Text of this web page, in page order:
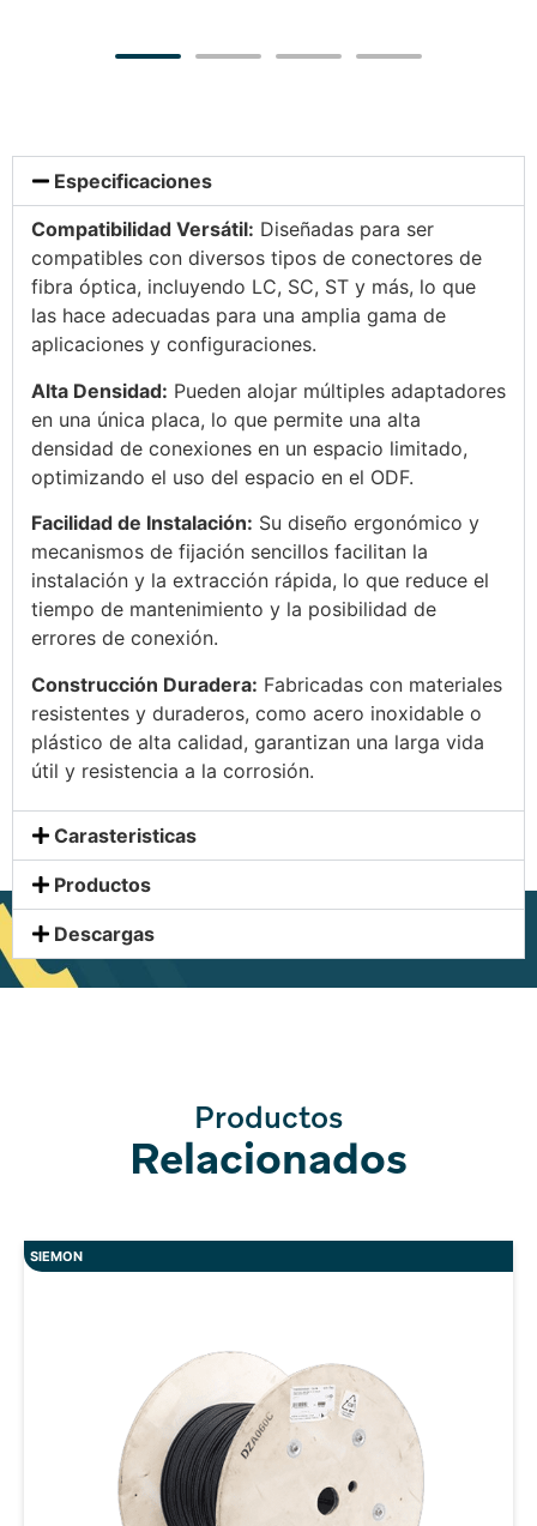
Especificaciones
Compatibilidad Versátil: Diseñadas para ser
compatibles con diversos tipos de conectores de
fibra óptica, incluyendo LC, SC, ST y más, lo que
las hace adecuadas para una amplia gama de
aplicaciones y configuraciones.
Alta Densidad: Pueden alojar múltiples adaptadores
en una única placa, lo que permite una alta
densidad de conexiones en un espacio limitado,
optimizando el uso del espacio en el ODF.
Facilidad de Instalación: Su diseño ergonómico y
mecanismos de fijación sencillos facilitan la
instalación y la extracción rápida, lo que reduce el
tiempo de mantenimiento y la posibilidad de
errores de conexión.
Construcción Duradera: Fabricadas con materiales
resistentes y duraderos, como acero inoxidable o
plástico de alta calidad, garantizan una larga vida
útil y resistencia a la corrosión.
Carasteristicas
Productos
Descargas
Productos
Relacionados
SIEMON